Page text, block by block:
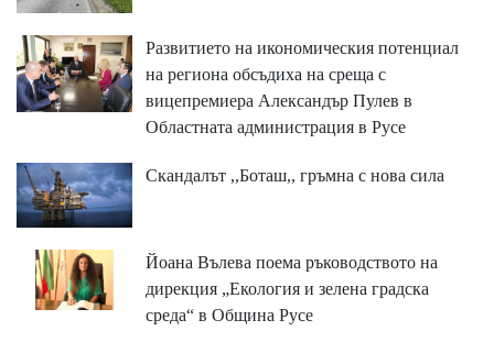
Развитието на икономическия потенциал
на региона обсъдиха на среща с
вицепремиера Александър Пулев в
Областната администрация в Русе
Скандалът ,,Боташ,, гръмна с нова сила
Йоана Вълева поема ръководството на
дирекция „Екология и зелена градска
среда“ в Община Русе